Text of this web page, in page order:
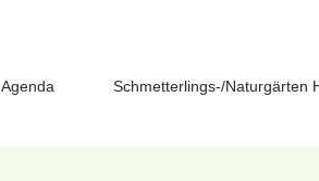
Agenda Schmetterlings-/Naturgärten